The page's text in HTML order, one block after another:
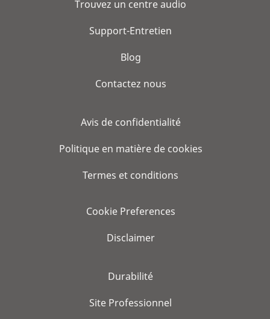
Trouvez un centre audio
Support-Entretien
Blog
Contactez nous
Avis de confidentialité
Politique en matière de cookies
Termes et conditions
Cookie Preferences
Disclaimer
Durabilité
Site Professionnel